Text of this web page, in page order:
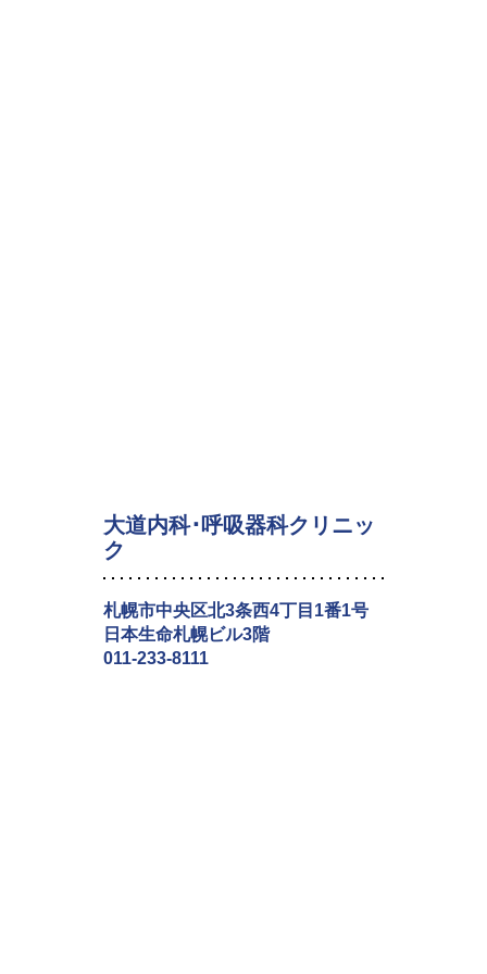
大道内科･呼吸器科クリニッ
ク
札幌市中央区北3条西4丁目1番1号
日本生命札幌ビル3階
011-233-8111